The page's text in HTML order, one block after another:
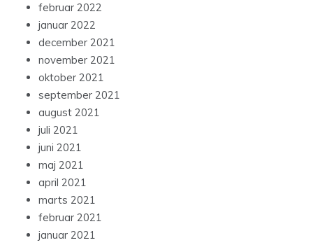
februar 2022
januar 2022
december 2021
november 2021
oktober 2021
september 2021
august 2021
juli 2021
juni 2021
maj 2021
april 2021
marts 2021
februar 2021
januar 2021